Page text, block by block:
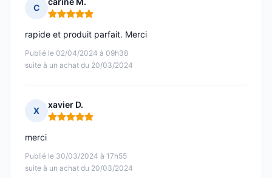
C
Note : 5 sur 5
Publié le 02/04/2024 à 09h38
suite à un achat du 20/03/2024
rapide et produit parfait. Merci
X
xavier D.
Note : 5 sur 5
Publié le 30/03/2024 à 17h55
suite à un achat du 20/03/2024
merci